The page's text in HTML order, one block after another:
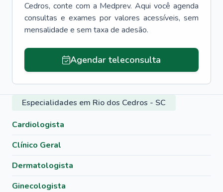
Cedros, conte com a Medprev. Aqui você agenda
consultas e exames por valores acessíveis, sem
mensalidade e sem taxa de adesão.
Agendar teleconsulta
Especialidades em Rio dos Cedros - SC
Cardiologista
Clínico Geral
Dermatologista
Ginecologista